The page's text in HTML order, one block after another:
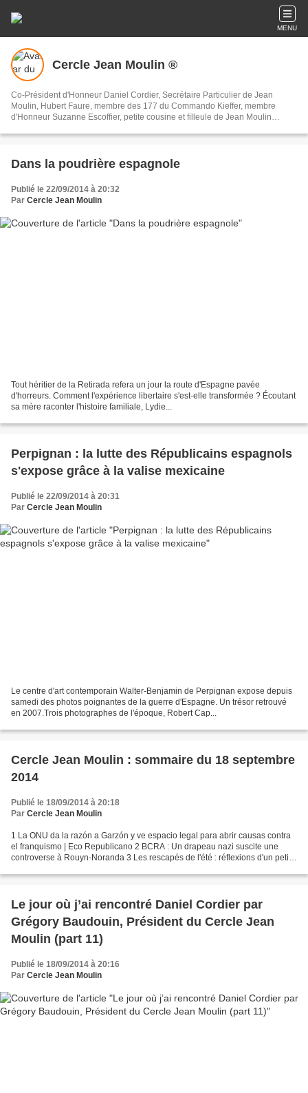
MENU
Cercle Jean Moulin ®
Co-Président d'Honneur Daniel Cordier, Secrétaire Particulier de Jean
Moulin, Hubert Faure, membre des 177 du Commando Kieffer, membre
d'Honneur Suzanne Escoffier, petite cousine et filleule de Jean Moulin
cercle.jean.moulin71@sfr.fr 07 81 34 85 48
Dans la poudrière espagnole
Publié le 22/09/2014 à 20:32
Par Cercle Jean Moulin
Tout héritier de la Retirada refera un jour la route d'Espagne pavée
d'horreurs. Comment l'expérience libertaire s'est-elle transformée ? Écoutant
sa mère raconter l'histoire familiale, Lydie...
Perpignan : la lutte des Républicains espagnols
s'expose grâce à la valise mexicaine
Publié le 22/09/2014 à 20:31
Par Cercle Jean Moulin
Le centre d'art contemporain Walter-Benjamin de Perpignan expose depuis
samedi des photos poignantes de la guerre d'Espagne. Un trésor retrouvé
en 2007.Trois photographes de l'époque, Robert Cap...
Cercle Jean Moulin : sommaire du 18 septembre
2014
Publié le 18/09/2014 à 20:18
Par Cercle Jean Moulin
1 La ONU da la razón a Garzón y ve espacio legal para abrir causas contra
el franquismo | Eco Republicano 2 BCRA : Un drapeau nazi suscite une
controverse à Rouyn-Noranda 3 Les rescapés de l'été : réflexions d'un petit-
Le jour où j’ai rencontré Daniel Cordier par
Grégory Baudouin, Président du Cercle Jean
Moulin (part 11)
Publié le 18/09/2014 à 20:16
Par Cercle Jean Moulin